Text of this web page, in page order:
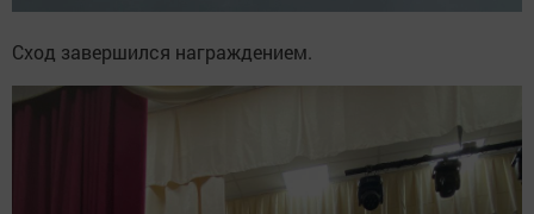
Сход завершился награждением.